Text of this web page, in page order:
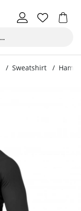
Sweatshirt